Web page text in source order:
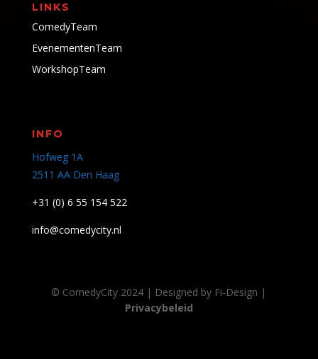
LINKS
ComedyTeam
EvenementenTeam
WorkshopTeam
INFO
Hofweg 1A
2511 AA Den Haag
+31 (0) 6 55 154 522
info@comedycity.nl
© ComedyCity 2024 | Designed by Fi-Design |
Privacybeleid